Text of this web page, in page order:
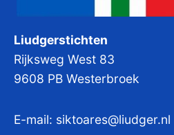
Liudgerstichten
Rijksweg West 83
9608 PB Westerbroek
E-mail: siktoares@liudger.nl